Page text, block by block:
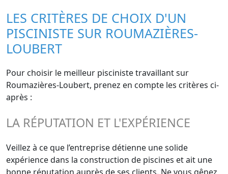
LES CRITÈRES DE CHOIX D'UN
PISCINISTE SUR ROUMAZIÈRES-
LOUBERT
Pour choisir le meilleur pisciniste travaillant sur
Roumazières-Loubert, prenez en compte les critères ci-
après :
LA RÉPUTATION ET L'EXPÉRIENCE
Veillez à ce que l’entreprise détienne une solide
expérience dans la construction de piscines et ait une